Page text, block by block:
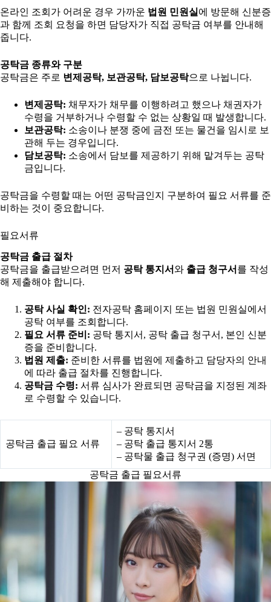
온라인 조회가 어려운 경우 가까운 법원 민원실 에 방문해 신분증
과 함께 조회 요청을 하면 담당자가 직접 공탁금 여부를 안내해
줍니다.
공탁금 종류와 구분
공탁금은 주로 변제공탁, 보관공탁, 담보공탁으로 나뉩니다.
변제공탁: 채무자가 채무를 이행하려고 했으나 채권자가
수령을 거부하거나 수령할 수 없는 상황일 때 발생합니다.
보관공탁: 소송이나 분쟁 중에 금전 또는 물건을 임시로 보
관해 두는 경우입니다.
담보공탁: 소송에서 담보를 제공하기 위해 맡겨두는 공탁
금입니다.
공탁금을 수령할 때는 어떤 공탁금인지 구분하여 필요 서류를 준
비하는 것이 중요합니다.
필요서류
공탁금 출급 절차
공탁금을 출급받으려면 먼저 공탁 통지서와 출급 청구서 를 작성
해 제출해야 합니다.
공탁 사실 확인: 전자공탁 홈페이지 또는 법원 민원실에서
공탁 여부를 조회합니다.
필요 서류 준비: 공탁 통지서, 공탁 출급 청구서, 본인 신분
증을 준비합니다.
법원 제출: 준비한 서류를 법원에 제출하고 담당자의 안내
에 따라 출급 절차를 진행합니다.
공탁금 수령: 서류 심사가 완료되면 공탁금을 지정된 계좌
로 수령할 수 있습니다.
공탁금 출급 필요 서류
– 공탁 통지서
– 공탁 출급 통지서 2통
– 공탁물 출급 청구권 (증명) 서면
공탁금 출급 필요서류